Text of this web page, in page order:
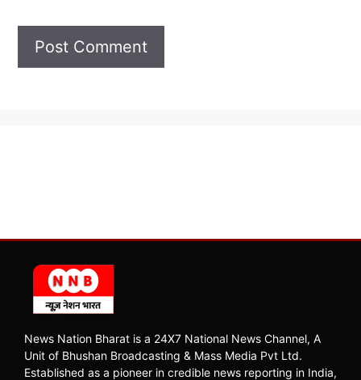
News Nation Bharat is a 24X7 National News Channel, A
Unit of Bhushan Broadcasting & Mass Media Pvt Ltd.
Established as a pioneer in credible news reporting in India,